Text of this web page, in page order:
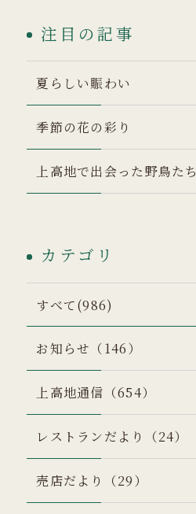
注目の記事
夏らしい賑わい
季節の花の彩り
上高地で出会った野鳥たち
カテゴリ
すべて(986)
お知らせ（146）
上高地通信（654）
レストランだより（24）
売店だより（29）